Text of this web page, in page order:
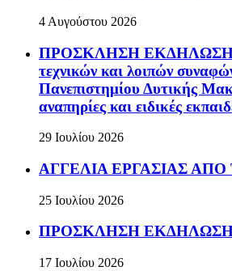
4 Αυγούστου 2026
ΠΡΟΣΚΛΗΣΗ ΕΚΔΗΛΩΣΗΣ
τεχνικών και λοιπών
Πανεπιστημίου Δυτικής
αναπηρίες και ειδικές
29 Ιουλίου 2026
ΑΓΓΕΛΙΑ ΕΡΓΑΣΙΑΣ ΑΠΟ
25 Ιουλίου 2026
ΠΡΟΣΚΛΗΣΗ ΕΚΔΗΛΩΣΗΣ
17 Ιουλίου 2026